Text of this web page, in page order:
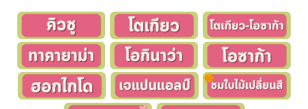
เอเชียกลาง 6 LKA ศรีลังกา 0
AFG อัฟกานิสถาน 0
LKA ศรีลังกา + BGD บังคลา
0
BTN ภูฏาน 2
BRN บรูไน 0
KHM กัมพูชา 0 จีน 282
แอลเบเนีย - Albania 0 Balkan บอลข่าน 1
สวิตเซอร์แลนด์ เยอรมนี
ฝรั่งเศส
MNE มอนเตเนโกร 1 ล่าแสงเหนือ-ใต้ 11
Baltic บอลติก 4 ยุโรปตะวันออก 12
อเมริกาใต้ 8 อเมริกากลาง 1
ARG อาร์เจนตินา 3
CUB คิวบา 0 CAN แคนาดา 3
CHL ชิลี 3 ECU เอกวาดอร์ 0
PER เปรู 2 USA สหรัฐอเมริกา 6
ทัวร์ ล่องเรือสำราญอลาสก้า ทัวร์ ล่องเรือสำราญยุโรป
ทัวร์ ล่องเรือสำราญอเมริกา
1
ทัวร์ ล่องเรือสำราญเอเชีย 0
ทัวร์ ล่องเรือสำราญประเท
ศอื่นๆ
5
แทนซาเนีย - Tanzania 2 ไมโครนีเซีย - Micronesia
เคนย่า - Kenya 2
โมร็อคโค - Morocco 6 นิวซีแลนด์ - New Zealand
11
นามิเบีย - Namibia 1 ขั้วโลกเหนือ 3
เรือรอบกลางวัน กทม. 2 ล่องเรือดินเนอร์ วันวาเลนไทน์
22
ล่องเรือดินเนอร์วันลอยกระทง ล่องเรือดินเนอร์วันปีใหม่
ล่องเรือดินเนอร์แม่น้ำ
ล่องเรือโปรแกรมอยุธยา 9
ล่องเรือ รอบ Sunset 14
ล่องเรือเหมาลำ / เหมาชั้น /
อยอร์ช / Speed Boat ส่วนตัวทั่ว
ะเทศ
255
เรือยอร์ช / Speed Boat ฯลฯ
บ Join ทั่วประเทศ
72
ตั๋วเรือ Hop-on Hop-off 0 ตั๋วสวนสนุก 0
บุฟเฟต์โรงแรม/ร้านอาหาร 2 บุฟเฟต์ใบหยก 7
ไทยบัสฟู้ดทัวร์ 1
โปรแกรมทัวร์ทั่วไทย 0 แต่งชุดไทยถ่ายรูปวัดอรุณฯ
1
พิเศษ! ล่องเรือเทศกาลชมพลุ
ห้องพักราคาพิเศษ 3
ข่าวที่น่าสนใจ